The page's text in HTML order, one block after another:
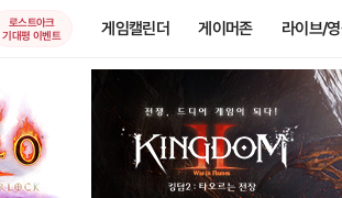
로스트아크
기대평 이벤트
게임캘린더 게이머존 라이브/